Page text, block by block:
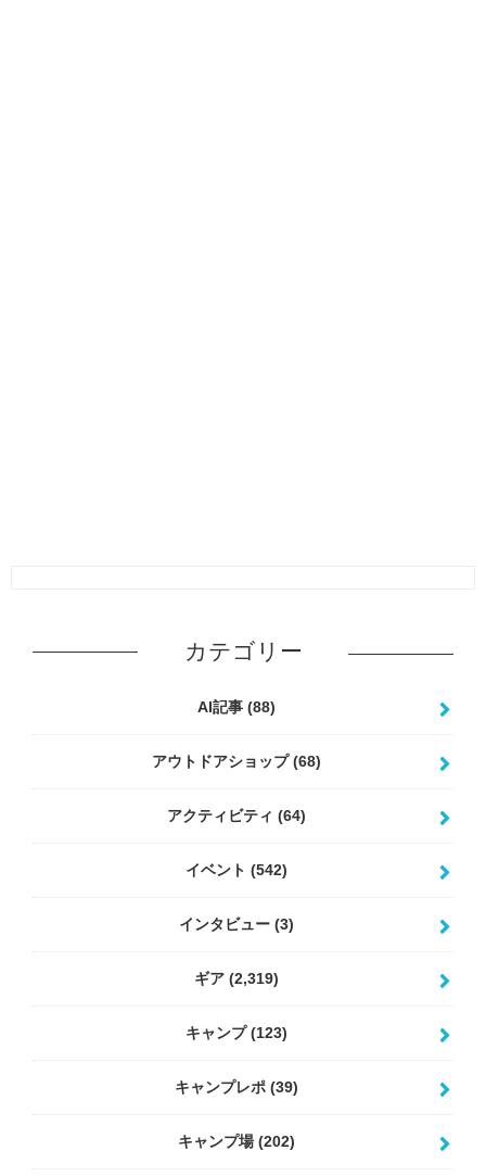
カテゴリー
AI記事 (88)
アウトドアショップ(68)
アクティビティ (64)
イベント (542)
インタビュー (3)
ギア (2,319)
キャンプ(123)
キャンプレポ (39)
キャンプ場(202)